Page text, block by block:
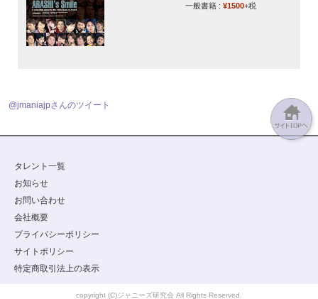
一般書籍 : ¥1500+税
@jmaniajpさんのツイート
タレント一覧
お知らせ
お問い合わせ
会社概要
プライバシーポリシー
サイトポリシー
特定商取引法上の表示
copyright (C)ジャニーズ研究会 All Rights Reserved.